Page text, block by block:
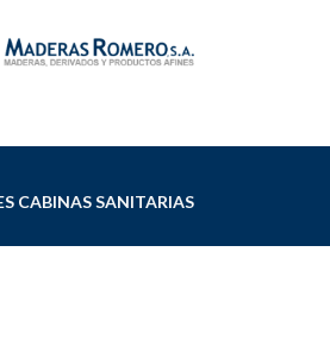
CABINAS SANITARIAS